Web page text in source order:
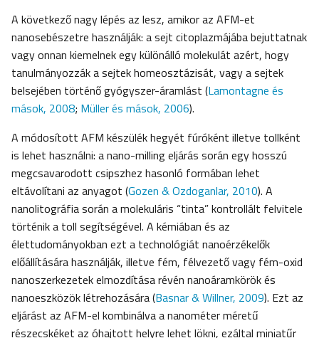
A következő nagy lépés az lesz, amikor az AFM-et
nanosebészetre használják: a sejt citoplazmájába bejuttatnak
vagy onnan kiemelnek egy különálló molekulát azért, hogy
tanulmányozzák a sejtek homeosztázisát, vagy a sejtek
belsejében történő gyógyszer-áramlást (Lamontagne és
mások, 2008; Müller és mások, 2006).
A módosított AFM készülék hegyét fúróként illetve tollként
is lehet használni: a nano-milling eljárás során egy hosszú
megcsavarodott csipszhez hasonló formában lehet
eltávolítani az anyagot (Gozen & Ozdoganlar, 2010). A
nanolitográfia során a molekuláris “tinta” kontrollált felvitele
történik a toll segítségével. A kémiában és az
élettudományokban ezt a technológiát nanoérzékelők
előállítására használják, illetve fém, félvezető vagy fém-oxid
nanoszerkezetek elmozdítása révén nanoáramkörök és
nanoeszközök létrehozására (Basnar & Willner, 2009). Ezt az
eljárást az AFM-el kombinálva a nanométer méretű
részecskéket az óhajtott helyre lehet lökni, ezáltal miniatűr